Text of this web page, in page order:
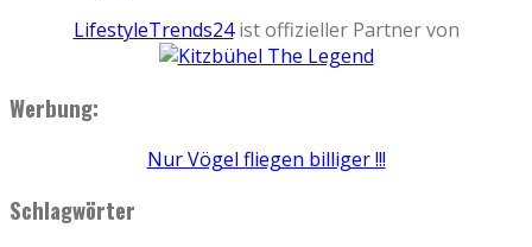
LifestyleTrends24ist offizieller Partner von
Werbung:
Nur Vögel fliegen billiger !!!
Schlagwörter